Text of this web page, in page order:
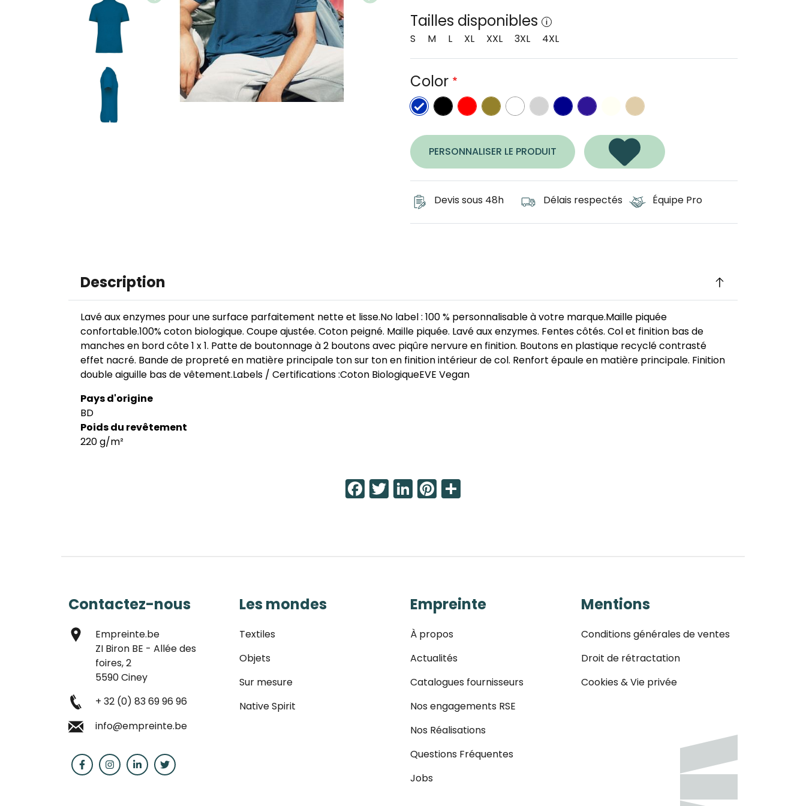
Image
Image
Tailles disponibles
S M L XL XXL 3XL 4XL
Color
bleu saphir
Blackrouge chiné
kaki délavé
Whitegris clair chiné
bleu foncé
bleu marine classique
ivoiresable foncé
PERSONNALISER LE PRODUIT
Devis sous 48h Délais respectés Équipe Pro
Description
Lavé aux enzymes pour une surface parfaitement nette et lisse.No label : 100 % personnalisable à votre marque.Maille piquée
confortable.100% coton biologique. Coupe ajustée. Coton peigné. Maille piquée. Lavé aux enzymes. Fentes côtés. Col et finition bas de
manches en bord côte 1 x 1. Patte de boutonnage à 2 boutons avec piqûre nervure en finition. Boutons en plastique recyclé contrasté
effet nacré. Bande de propreté en matière principale ton sur ton en finition intérieur de col. Renfort épaule en matière principale. Finition
double aiguille bas de vêtement.Labels / Certifications :Coton BiologiqueEVE Vegan
Pays d'origine
BD
Poids du revêtement
220 g/m²
Facebook
Twitter
LinkedIn
Pinterest
Contactez-nous
Empreinte.be
ZI Biron BE - Allée des
foires, 2
5590 Ciney
+ 32 (0) 83 69 96 96
info@empreinte.be
Les mondes
Textiles
Objets
Sur mesure
Native Spirit
Empreinte
À propos
Actualités
Catalogues fournisseurs
Nos engagements RSE
Nos Réalisations
Questions Fréquentes
Jobs
Mentions
Conditions générales de ventes
Droit de rétractation
Cookies & Vie privée